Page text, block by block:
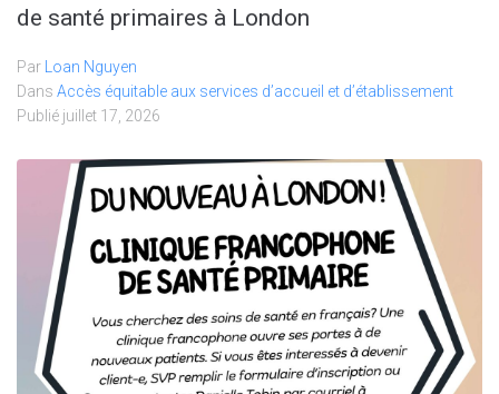
de santé primaires à London
Par
Loan Nguyen
Dans Accès équitable aux services d’accueil et d’établissement
Publié juillet 17, 2026